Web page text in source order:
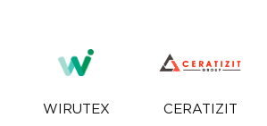
WIRUTEX CERATIZIT